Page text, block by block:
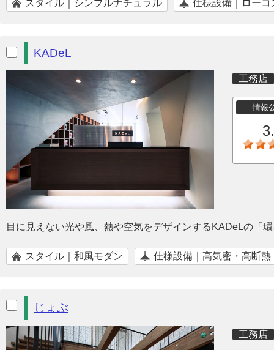
スタイル｜シンプルナチュラル 仕様設備｜ローコ
KADeL
工務店
情報
目に見えない光や風、熱や空気をデザインするKADeLの「
スタイル｜和風モダン 仕様設備｜高気密・高断熱
じょぶ
工務店